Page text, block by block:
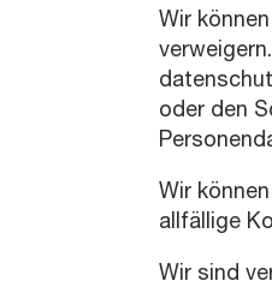
Wir
oder den
Wir
allfällige
Wir sind